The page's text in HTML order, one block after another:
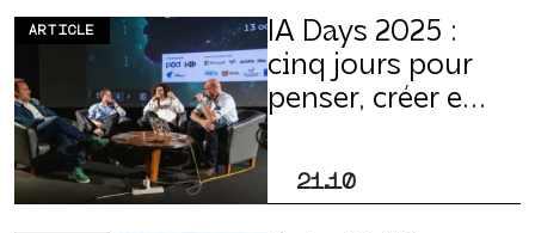
collaborer”
ARTICLE
21.10
IA Days 2025 :
cinq jours pour
penser, créer et
l’intelligence
artificielle